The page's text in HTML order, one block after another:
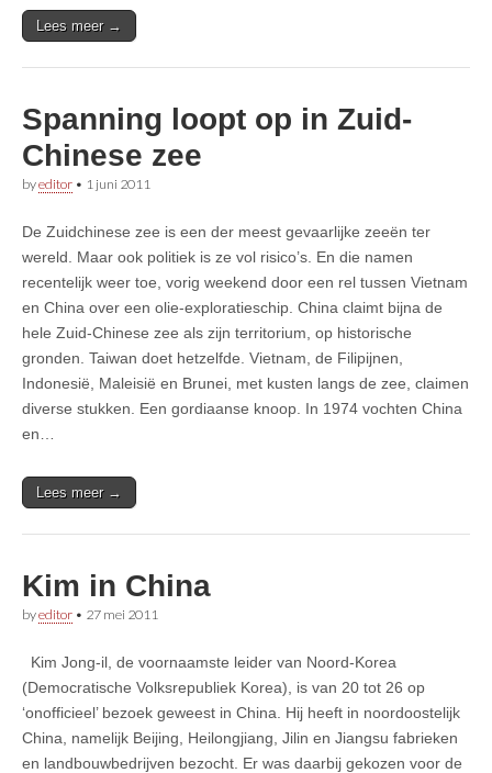
Lees meer →
Spanning loopt op in Zuid-
Chinese zee
byeditor • 1 juni 2011
De Zuidchinese zee is een der meest gevaarlijke zeeën ter
wereld. Maar ook politiek is ze vol risico’s. En die namen
recentelijk weer toe, vorig weekend door een rel tussen Vietnam
en China over een olie-exploratieschip. China claimt bijna de
hele Zuid-Chinese zee als zijn territorium, op historische
gronden. Taiwan doet hetzelfde. Vietnam, de Filipijnen,
Indonesië, Maleisië en Brunei, met kusten langs de zee, claimen
diverse stukken. Een gordiaanse knoop. In 1974 vochten China
en…
Lees meer →
Kim in China
byeditor • 27 mei 2011
Kim Jong-il, de voornaamste leider van Noord-Korea
(Democratische Volksrepubliek Korea), is van 20 tot 26 op
‘onofficieel’ bezoek geweest in China. Hij heeft in noordoostelijk
China, namelijk Beijing, Heilongjiang, Jilin en Jiangsu fabrieken
en landbouwbedrijven bezocht. Er was daarbij gekozen voor de